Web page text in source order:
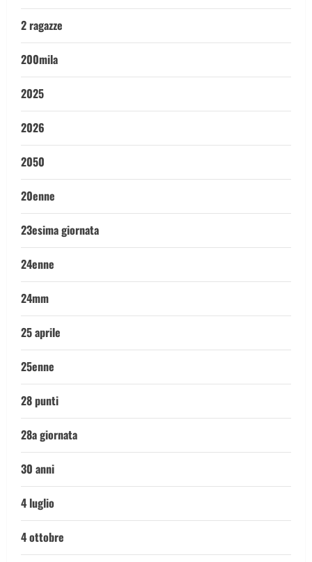
2 ragazze
200mila
2025
2026
2050
20enne
23esima giornata
24enne
24mm
25 aprile
25enne
28 punti
28a giornata
30 anni
4 luglio
4 ottobre